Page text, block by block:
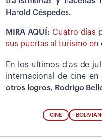
Harold Céspedes.
MIRA AQUÍ: Cuatro días
sus puertas al turismo en
En los últimos días de
internacional de cine en
otros logros, Rodrigo
CINE